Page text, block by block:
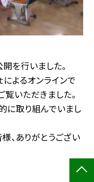
開を行いました。
によるオンラインで
いただきました。
に取り組んでいまし
、ありがとうござい